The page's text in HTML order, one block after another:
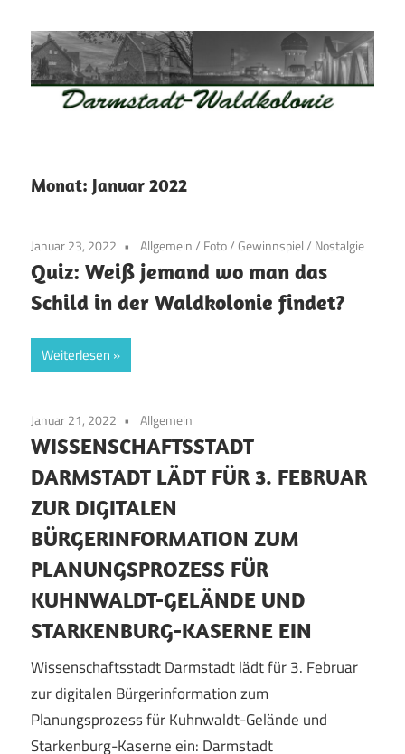
Inhalt
springen
Darmstadt
Altstadt
Weststadt
–
Darmstadt
Monat: Januar 2022
Januar 23, 2022 Allgemein/ Foto/Gewinnspiel/ Nostalgie
Quiz: Weiß jemand wo man das
Schild in der Waldkolonie findet?
Weiterlesen
Januar 21, 2022 Allgemein
WISSENSCHAFTSSTADT
DARMSTADT LÄDT FÜR 3. FEBRUAR
ZUR DIGITALEN
BÜRGERINFORMATION ZUM
PLANUNGSPROZESS FÜR
KUHNWALDT-GELÄNDE UND
STARKENBURG-KASERNE EIN
Wissenschaftsstadt Darmstadt lädt für 3. Februar
zur digitalen Bürgerinformation zum
Planungsprozess für Kuhnwaldt-Gelände und
Starkenburg-Kaserne ein: Darmstadt